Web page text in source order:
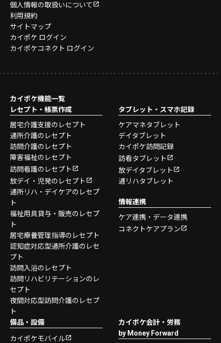
個人情報の取扱いについて
利用規約
サイトマップ
カイポケ ログイン
カイポケコネクト ログイン
カイポケ機能一覧
レセプト・帳票作成
居宅介護支援のレセプト
通所介護のレセプト
訪問介護のレセプト
障害福祉のレセプト
訪問看護のレセプト
放デイ・児発のレセプト
通所リハ・デイケアのレセプ
ト
福祉用具貸与・販売のレセプ
ト
居宅療養管理指導のレセプト
認知症対応型通所介護のレセ
プト
訪問入浴のレセプト
訪問リハビリテーションのレ
セプト
夜間対応型訪問介護のレセプ
ト
タブレット・スマホ記録
ケアマネタブレット
デイタブレット
カイポケ訪問記録
訪看タブレット
放デイタブレット
通リハタブレット
情報連携
ケア連携・データ連携
コネクトケアプラン
備品・設備
カイポケモバイル
カイポケ会計・労務
by Money Forward